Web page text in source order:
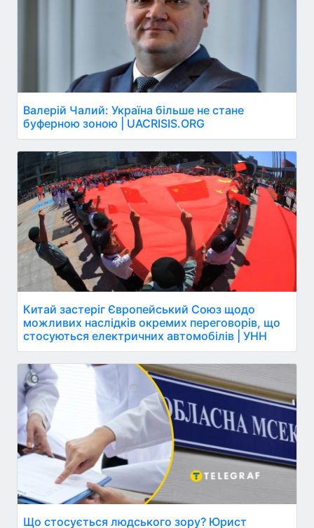
Валерій Чалий: Україна більше не стане
буферною зоною | UACRISIS.ORG
Китай застеріг Європейський Союз щодо
можливих наслідків окремих переговорів, що
стосуються електричних автомобілів | УНН
Що стосується людського зору? Юрист